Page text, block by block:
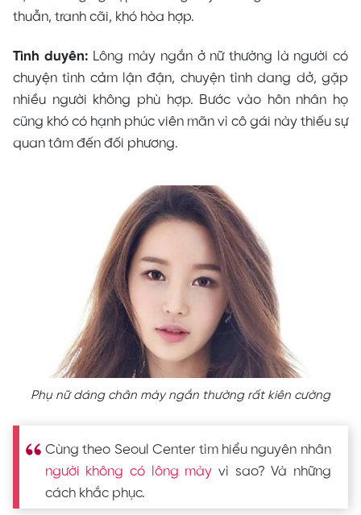
thuẫn, tranh cãi, khó hòa hợp.
Tình duyên: Lông mày ngắn ở nữ thường là người có
chuyện tình cảm lận đận, chuyện tình dang dở, gặp
nhiều người không phù hợp. Bước vào hôn nhân họ
cũng khó có hạnh phúc viên mãn vì cô gái này thiếu sự
quan tâm đến đối phương.
Phụ nữ dáng chân mày ngắn thường rất kiên cường
Cùng theo Seoul Center tìm hiểu nguyên nhân
người không có lông mày vì sao? Và những
cách khắc phục.